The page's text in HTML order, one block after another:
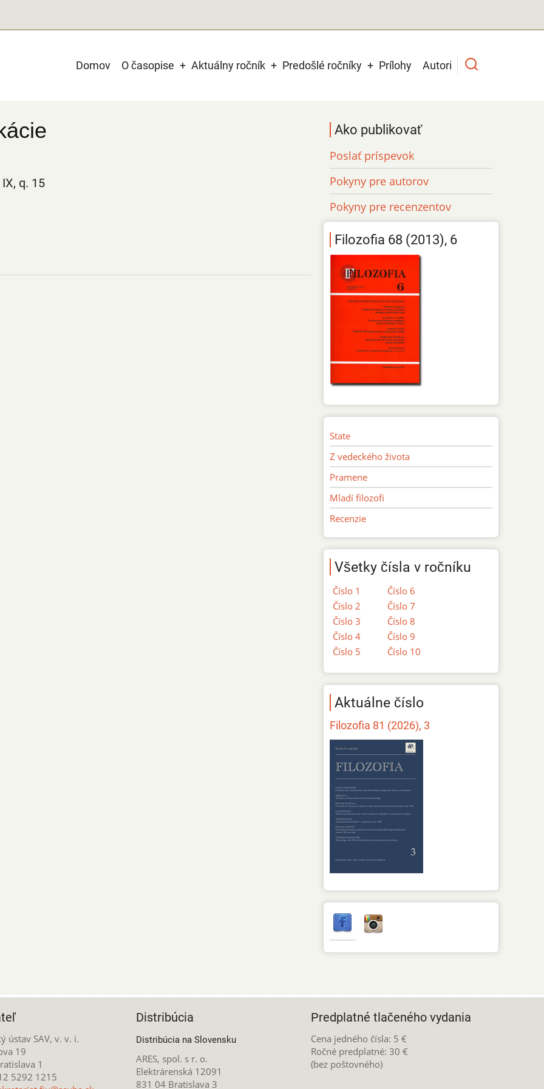
Main
Domov O časopise Aktuálny ročník Predošlé ročníky Prílohy Autori
q. 15
Ako publikovať
Poslať príspevok
Pokyny pre autorov
Pokyny pre recenzentov
Filozofia 68 (2013), 6
State
Z vedeckého života
Pramene
Mladí filozofi
Recenzie
Všetky čísla v ročníku
Číslo 1
Číslo 2
Číslo 3
Číslo 4
Číslo 5
Číslo 6
Číslo 7
Číslo 8
Číslo 9
Číslo 10
Aktuálne číslo
Filozofia 81 (2026), 3
ústav SAV, v. v. i.
19
1
5292 1215
Distribúcia
Distribúcia na Slovensku
ARES, spol. s r. o.
Elektrárenská 12091
831 04 Bratislava 3
Predplatné tlačeného vydania
Cena jedného čísla: 5 €
Ročné predplatné: 30 €
(bez poštovného)